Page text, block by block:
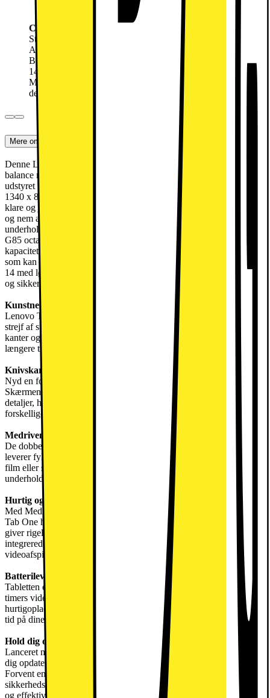
CBB149 Fri Tale + 500 GB Data
Startgebyr
Abonnement:
Betal nu
149.-
Mindstepris de første 6 måneder (6 måneders bindingsperiode,
derefter 30 dages opsigelse): 1992,-
Kan kun købes i butik
Mere om produktet
Denne Lenovo Tab One 8,7" tablet er designet til dem, der søger en
balance mellem mobilitet og ydeevne. Denne kompakte enhed er
udstyret med en levende 8,7" HD+ skærm med en opløsning på
1340 x 800 pixels og en opdateringshastighed på 60Hz, som sikrer
klare og jævne billeder. Med en vægt på cirka 320 gram er den let
og nem at have med, hvilket gør den til en ideel følgesvend til
underholdning og produktivitet på farten. Drevet af MediaTek Helio
G85 octa-core processor leverer denne tablet effektiv multitasking-
kapacitet, understøttet af 4GB RAM og 64GB intern lagerplads,
som kan udvides via et microSD-kort. Tabletten kører på Android
14 med løfte om fremtidige opdateringer, hvilket sikrer en moderne
og sikker brugeroplevelse.
Kunstnerisk og ergonomisk
Lenovo Tab One har et unikt terrazzo-design, der ikke kun tilføjer et
strejf af stil, men også forbedrer grebskomforten. De afrundede
kanter og ergonomiske udformning gør den behagelig at holde i
længere tid, uanset om du streamer, gamer eller browser.
Knivskarpt display
Nyd en fordybende seeroplevelse med 8,7" HD+ skærmen.
Skærmens lysstyrke på 480 nit sikrer levende farver og skarpe
detaljer, hvilket gør den perfekt til at se videoer eller spille spil under
forskellige lysforhold.
Medrivende lyd
De dobbelte stereohøjttalere, optimeret med Dolby Atmos-teknologi,
leverer fyldig og omsluttende lyd. Uanset om du lytter til musik, ser
film eller spiller spil, forbedrer lydkvaliteten den samlede
underholdningsoplevelse.
Hurtig og stabil
Med MediaTek Helio G85 octa-core processoren tilbyder Lenovo
Tab One hurtig og stabil ydeevne. De 64GB indbygget lagerplads
giver rigelig plads til apps, medier og dokumenter, mens den
integrerede GPU sikrer jævn grafikgengivelse til gaming og
videoafspilning.
Batterilevetid til hele dagen
Tabletten er udstyret med et 5.100 mAh batteri, der giver op til 12,5
timers videoafspilning på en enkelt opladning. Den 15W
hurtigopladning betyder, at du hurtigt kan genoplade og bruge mere
tid på dine favoritaktiviteter uden at være bundet til en stikkontakt.
Hold dig opdateret
Lanceret med Android 14 er Lenovo Tab One designet til at holde
dig opdateret med de nyeste funktioner og sikkerhedsopdateringer.
Forvent en opgradering til Android 15 og to års
sikkerhedsopdateringer, hvilket sikrer, at din enhed forbliver sikker
og effektiv over tid.